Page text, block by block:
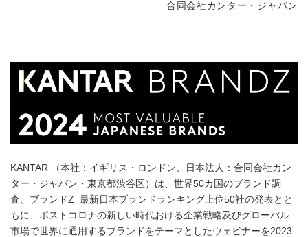
合同会社カンター・ジャパン
KANTAR （本社：イギリス・ロンドン、日本法人：合同会社カン
ター・ジャパン・東京都渋谷区）は、世界50カ国のブランド調
査、ブランドZ 最新日本ブランドランキング上位50社の発表とと
もに、ポストコロナの新しい時代おける企業戦略及びグローバル
市場で世界に通用するブランドをテーマとしたウェビナーを2023